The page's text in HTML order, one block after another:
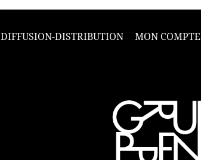
DIFFUSION-DISTRIBUTION MON COMPTE